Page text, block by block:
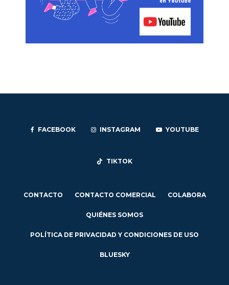
FACEBOOK INSTAGRAM YOUTUBE
TIKTOK
CONTACTO CONTACTO COMERCIAL COLABORA
QUIÉNES SOMOS
POLÍTICA DE PRIVACIDAD Y CONDICIONES DE USO
BLUESKY